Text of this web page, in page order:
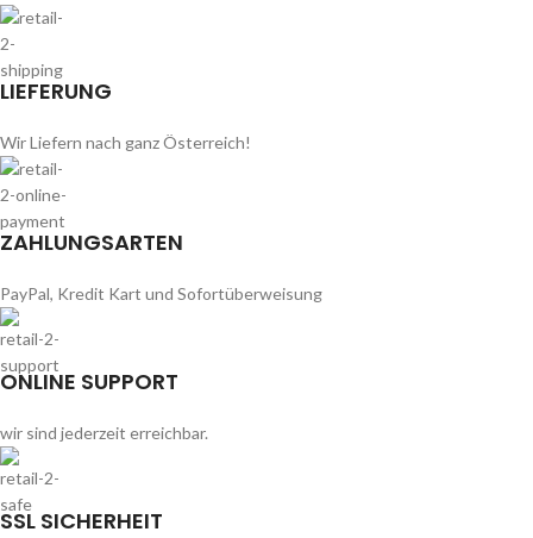
LIEFERUNG
Wir Liefern nach ganz Österreich!
ZAHLUNGSARTEN
PayPal, Kredit Kart und Sofortüberweisung
ONLINE SUPPORT
wir sind jederzeit erreichbar.
SSL SICHERHEIT